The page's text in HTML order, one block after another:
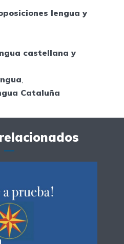
lengua y
castellana y
,
Cataluña